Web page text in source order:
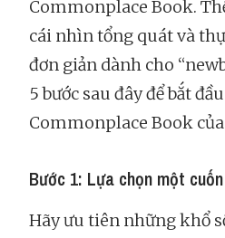
Commonplace Book.
cái nhìn tổng quát và
đơn giản dành cho
5 bước sau đây để bắt
Commonplace Book
Bước 1: Lựa chọn một
Hãy ưu tiên những khổ